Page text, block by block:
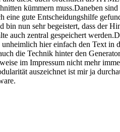
kümmern muss.Daneben
gute Entscheidungshilfe
bin nun sehr begeistert, dass der
auch zentral gespeichert
hier einfach den Text in
die Technik hinter den
im Impressum nicht mehr
auszeichnet ist mir ja